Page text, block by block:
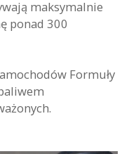
maksymalnie
ponad 300
Formuły